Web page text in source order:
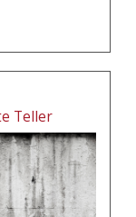
Teller